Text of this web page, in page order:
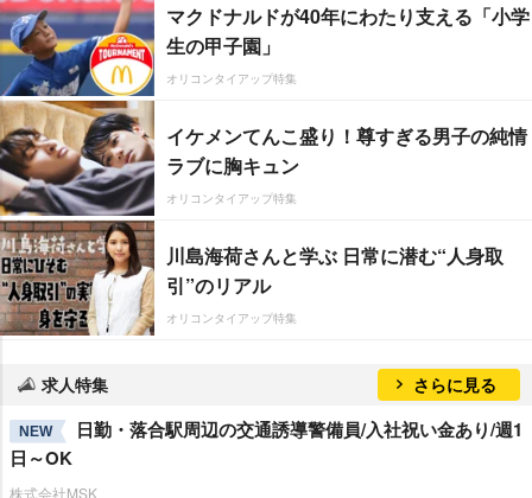
マクドナルドが40年にわたり支える「小学
生の甲子園」
オリコンタイアップ特集
イケメンてんこ盛り！尊すぎる男子の純情
ラブに胸キュン
オリコンタイアップ特集
川島海荷さんと学ぶ 日常に潜む“人身取
引”のリアル
オリコンタイアップ特集
求人特集 さらに見る
NEW
日勤・落合駅周辺の交通誘導警備員/入社祝い金あり/週1
日～OK
株式会社MSK